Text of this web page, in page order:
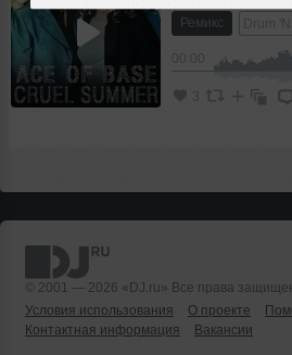
Ремикс Drum
3
© 2001 — 2026 «DJ.ru» Все права
Условия использования
О проекте
Контактная информация
Вакансии